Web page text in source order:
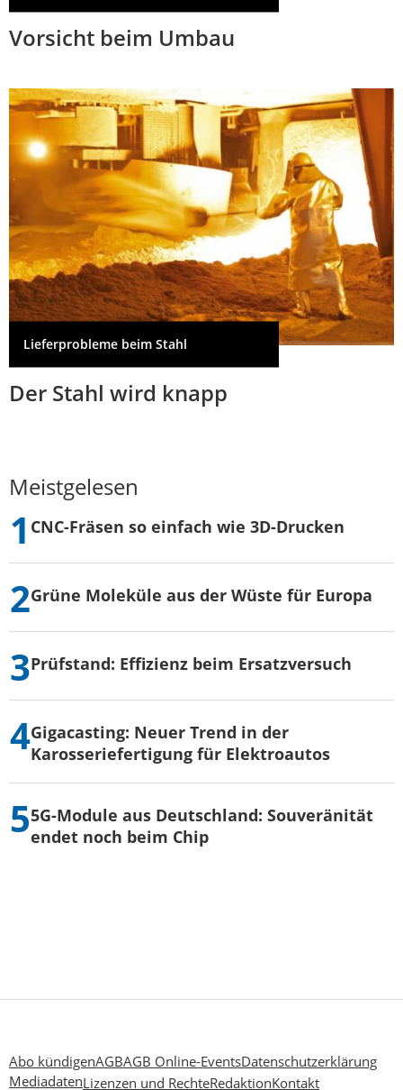
Vorsicht beim Umbau
Lieferprobleme beim Stahl
Der Stahl wird knapp
Meistgelesen
CNC-Fräsen so einfach wie 3D-Drucken
Grüne Moleküle aus der Wüste für Europa
Prüfstand: Effizienz beim Ersatzversuch
Gigacasting: Neuer Trend in der
Karosseriefertigung für Elektroautos
5G-Module aus Deutschland: Souveränität
endet noch beim Chip
Abo kündigenAGBAGB Online-EventsDatenschutzerklärung
MediadatenLizenzen und RechteRedaktionKontakt